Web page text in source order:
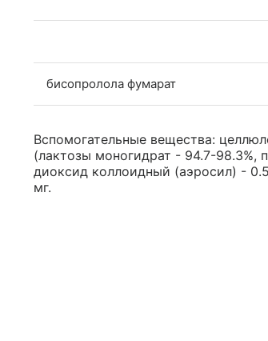
бисопролола фумарат
Вспомогательные вещества:
(лактозы моногидрат - 94.7-98.3%,
диоксид коллоидный (аэросил) -
мг.